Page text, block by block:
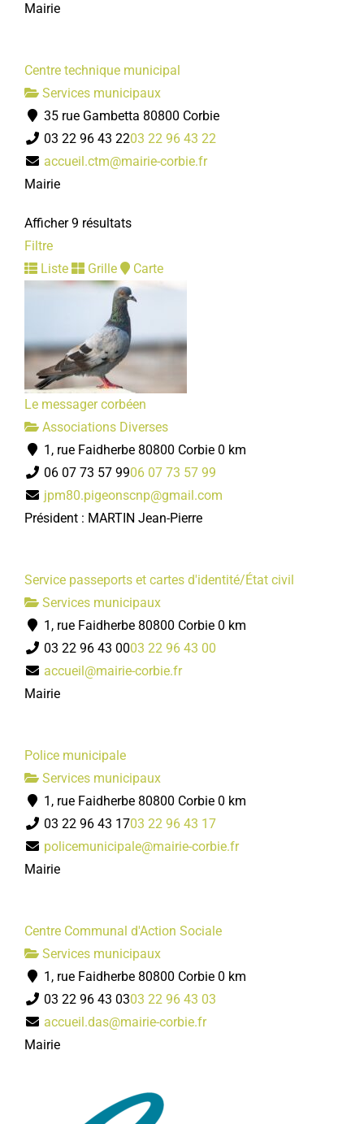
Mairie
Centre technique municipal
Services municipaux
35 rue Gambetta 80800 Corbie
03 22 96 43 2203 22 96 43 22
accueil.ctm@mairie-corbie.fr
Mairie
Afficher 9 résultats
Filtre
Liste
Grille Carte
Le messager corbéen
Associations Diverses
1, rue Faidherbe 80800 Corbie 0 km
06 07 73 57 9906 07 73 57 99
jpm80.pigeonscnp@gmail.com
Président : MARTIN Jean-Pierre
Service passeports et cartes d'identité/État civil
Services municipaux
1, rue Faidherbe 80800 Corbie 0 km
03 22 96 43 0003 22 96 43 00
accueil@mairie-corbie.fr
Mairie
Police municipale
Services municipaux
1, rue Faidherbe 80800 Corbie 0 km
03 22 96 43 1703 22 96 43 17
policemunicipale@mairie-corbie.fr
Mairie
Centre Communal d'Action Sociale
Services municipaux
1, rue Faidherbe 80800 Corbie 0 km
03 22 96 43 0303 22 96 43 03
accueil.das@mairie-corbie.fr
Mairie